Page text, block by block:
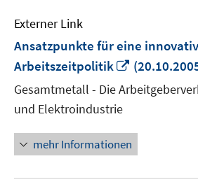
Externer Link
Ansatzpunkte für eine
Arbeitszeitpolitik
In
neuem
Fenster
Gesamtmetall - Die
und Elektroindustrie
mehr Informationen